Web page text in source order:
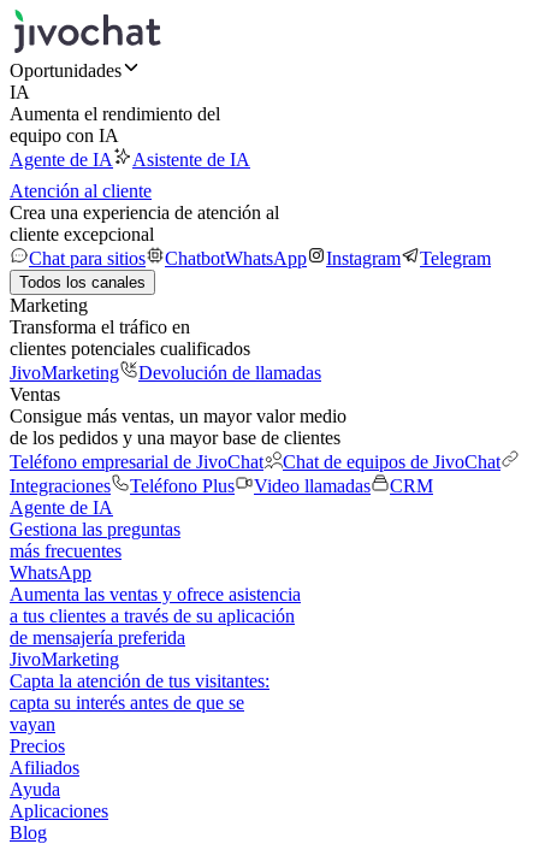
Oportunidades
IA
Aumenta el rendimiento del
equipo con IA
Agente de IA
Asistente de IA
Atención al cliente
Crea una experiencia de atención al
cliente excepcional
Chat para sitios
ChatbotWhatsApp Instagram Telegram
Todos los canales
Marketing
Transforma el tráfico en
clientes potenciales cualificados
JivoMarketing
Devolución de llamadas
Ventas
Consigue más ventas, un mayor valor medio
de los pedidos y una mayor base de clientes
Teléfono empresarial de JivoChat
Chat de equipos de JivoChat
Integraciones
Teléfono Plus Video llamadas
CRM
Agente de IA
Gestiona las preguntas
más frecuentes
WhatsApp
Aumenta las ventas y ofrece asistencia
a tus clientes a través de su aplicación
de mensajería preferida
JivoMarketing
Capta la atención de tus visitantes:
capta su interés antes de que se
vayan
Precios
Afiliados
Ayuda
Aplicaciones
Blog